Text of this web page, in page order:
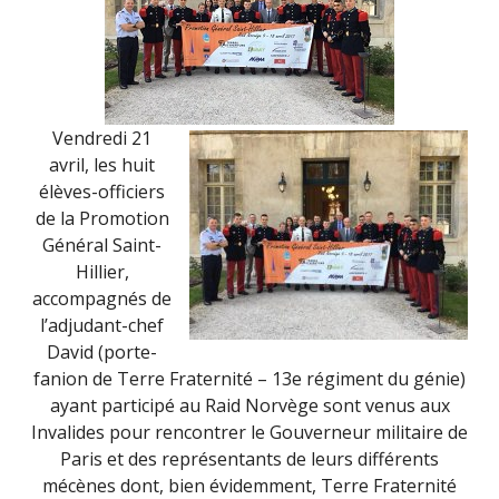
Vendredi 21
avril, les huit
élèves-officiers
de la Promotion
Général Saint-
Hillier,
accompagnés de
l’adjudant-chef
David (porte-
fanion de Terre Fraternité – 13e régiment du génie)
ayant participé au Raid Norvège sont venus aux
Invalides pour rencontrer le Gouverneur militaire de
Paris et des représentants de leurs différents
mécènes dont, bien évidemment, Terre Fraternité